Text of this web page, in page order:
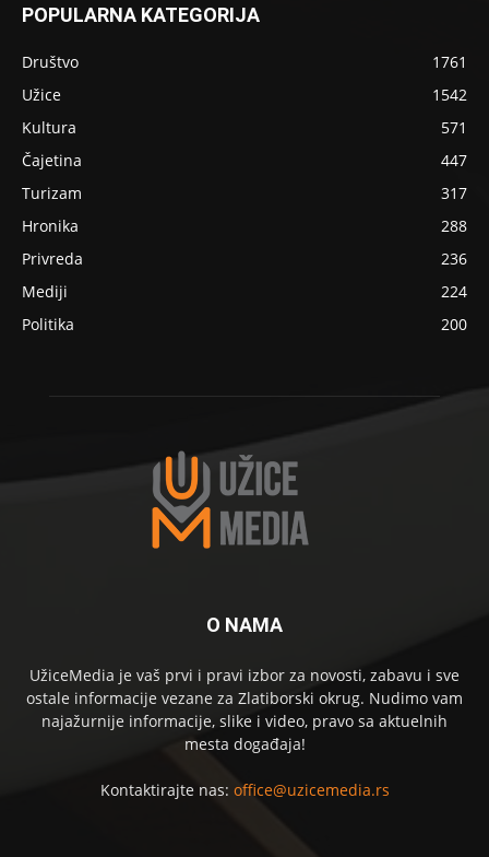
POPULARNA KATEGORIJA
Društvo
1761
Užice
1542
Kultura
571
Čajetina
447
Turizam
317
Hronika
288
Privreda
236
Mediji
224
Politika
200
O NAMA
UžiceMedia je vaš prvi i pravi izbor za novosti, zabavu i sve
ostale informacije vezane za Zlatiborski okrug. Nudimo vam
najažurnije informacije, slike i video, pravo sa aktuelnih
mesta događaja!
Kontaktirajte nas: office@uzicemedia.rs